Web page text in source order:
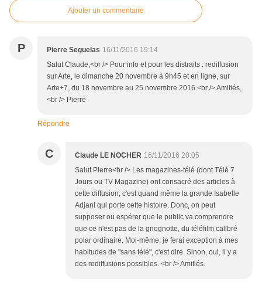
Ajouter un commentaire
P Pierre Seguelas 16/11/2016 19:14
Salut Claude,<br /> Pour info et pour les distraits : rediffusion
sur Arte, le dimanche 20 novembre à 9h45 et en ligne, sur
Arte+7, du 18 novembre au 25 novembre 2016.<br /> Amitiés,
<br /> Pierre
Répondre
C Claude LE NOCHER 16/11/2016 20:05
Salut Pierre<br /> Les magazines-télé (dont Télé 7
Jours ou TV Magazine) ont consacré des articles à
cette diffusion, c'est quand même la grande Isabelle
Adjani qui porte cette histoire. Donc, on peut
supposer ou espérer que le public va comprendre
que ce n'est pas de la gnognotte, du téléfilm calibré
polar ordinaire. Moi-même, je ferai exception à mes
habitudes de "sans télé", c'est dire. Sinon, oui, il y a
des rediffusions possibles. <br /> Amitiés.